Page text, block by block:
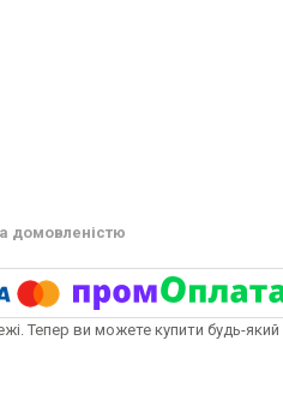
домовленістю
Тепер ви можете купити будь-